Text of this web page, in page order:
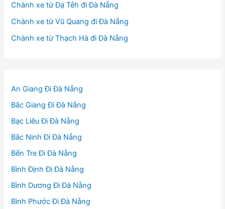
Chành xe từ Đạ Tẻh đi Đà Nẵng
Chành xe từ Vũ Quang đi Đà Nẵng
Chành xe từ Thạch Hà đi Đà Nẵng
An Giang Đi Đà Nẵng
Bắc Giang Đi Đà Nẵng
Bạc Liêu Đi Đà Nẵng
Bắc Ninh Đi Đà Nẵng
Bến Tre Đi Đà Nẵng
Bình Định Đi Đà Nẵng
Bình Dương Đi Đà Nẵng
Bình Phước Đi Đà Nẵng